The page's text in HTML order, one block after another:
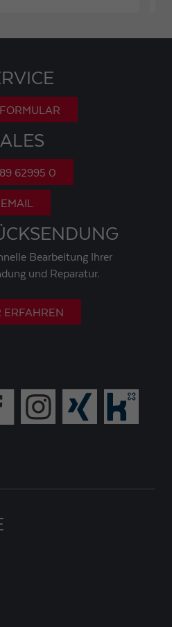
62995 0
EMAIL
Bearbeitung Ihrer
und Reparatur.
ERFAHREN